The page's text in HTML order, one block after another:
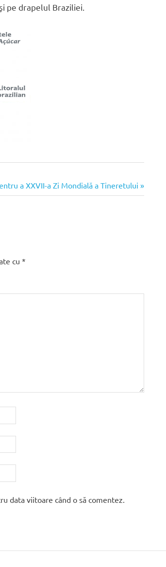
pe drapelul Braziliei.
a XXVII-a Zi Mondială a Tineretului
cu *
data viitoare când o să comentez.